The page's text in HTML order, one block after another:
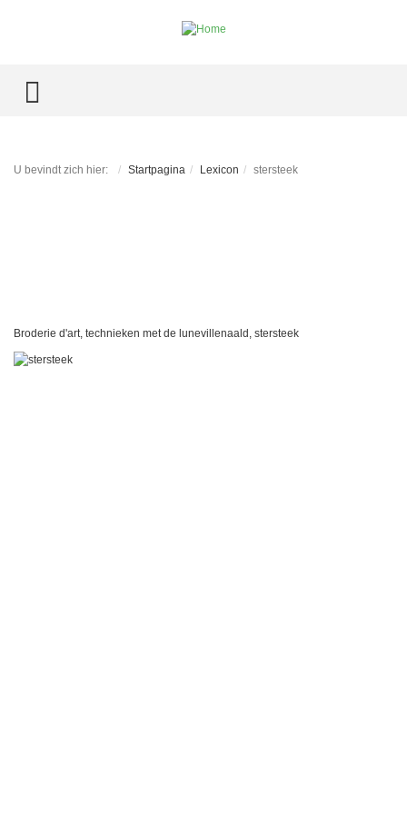
TOGGLE MENU
U bevindt zich hier: Startpagina Lexicon stersteek
Broderie d'art, technieken met de lunevillenaald, stersteek